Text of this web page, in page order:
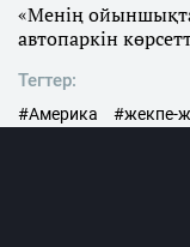
«Менің
автопаркін
Тегтер:
#Америка #жекпе-